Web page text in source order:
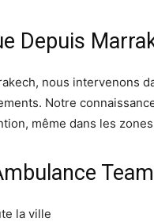
Depuis
nous intervenons
Notre
même dans les
la ville